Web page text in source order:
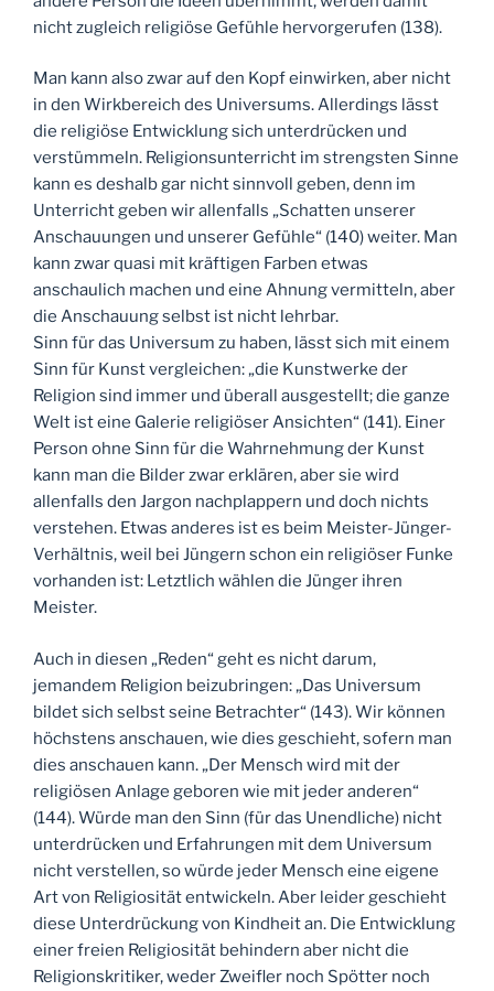
nicht zugleich religiöse Gefühle hervorgerufen (138).
Man kann also zwar auf den Kopf einwirken, aber nicht
in den Wirkbereich des Universums. Allerdings lässt
die religiöse Entwicklung sich unterdrücken und
verstümmeln. Religionsunterricht im strengsten Sinne
kann es deshalb gar nicht sinnvoll geben, denn im
Unterricht geben wir allenfalls „Schatten unserer
Anschauungen und unserer Gefühle“ (140) weiter. Man
kann zwar quasi mit kräftigen Farben etwas
anschaulich machen und eine Ahnung vermitteln, aber
die Anschauung selbst ist nicht lehrbar.
Sinn für das Universum zu haben, lässt sich mit einem
Sinn für Kunst vergleichen: „die Kunstwerke der
Religion sind immer und überall ausgestellt; die ganze
Welt ist eine Galerie religiöser Ansichten“ (141). Einer
Person ohne Sinn für die Wahrnehmung der Kunst
kann man die Bilder zwar erklären, aber sie wird
allenfalls den Jargon nachplappern und doch nichts
verstehen. Etwas anderes ist es beim Meister-Jünger-
Verhältnis, weil bei Jüngern schon ein religiöser Funke
vorhanden ist: Letztlich wählen die Jünger ihren
Meister.
Auch in diesen „Reden“ geht es nicht darum,
jemandem Religion beizubringen: „Das Universum
bildet sich selbst seine Betrachter“ (143). Wir können
höchstens anschauen, wie dies geschieht, sofern man
dies anschauen kann. „Der Mensch wird mit der
religiösen Anlage geboren wie mit jeder anderen“
(144). Würde man den Sinn (für das Unendliche) nicht
unterdrücken und Erfahrungen mit dem Universum
nicht verstellen, so würde jeder Mensch eine eigene
Art von Religiosität entwickeln. Aber leider geschieht
diese Unterdrückung von Kindheit an. Die Entwicklung
einer freien Religiosität behindern aber nicht die
Religionskritiker, weder Zweifler noch Spötter noch